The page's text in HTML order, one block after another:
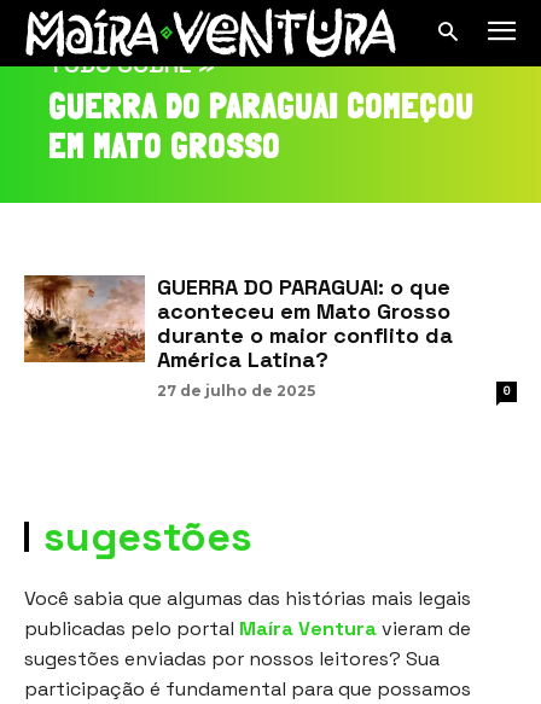
TUDO SOBRE »
GUERRA DO PARAGUAI COMEÇOU
EM MATO GROSSO
GUERRA DO PARAGUAI: o que
aconteceu em Mato Grosso
durante o maior conflito da
América Latina?
27 de julho de 2025 0
sugestões
Você sabia que algumas das histórias mais legais
publicadas pelo portal Maíra Venturavieram de
sugestões enviadas por nossos leitores? Sua
participação é fundamental para que possamos